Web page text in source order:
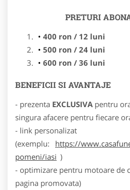
PRETURI
400 ron / 12 luni
500 ron / 24 luni
600 ron / 36 luni
BENEFICII SI AVANTAJE
- prezenta EXCLUSIVA pentru
singura afacere pentru fiecare
- link personalizat
(exemplu:
https://
pomeni/iasi )
- optimizare pentru motoare de
pagina promovata)